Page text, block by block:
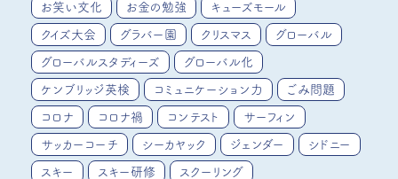
お笑い文化 お金の勉強 キューズモール
クイズ大会 グラバー園 クリスマス グローバル
グローバルスタディーズ グローバル化
ケンブリッジ英検 コミュニケーション力 ごみ問題
コロナ コロナ禍 コンテスト サーフィン
サッカーコーチ シーカヤック ジェンダー シドニー
スキー スキー研修 スクーリング